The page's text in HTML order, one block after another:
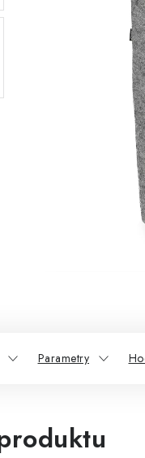
Parametry